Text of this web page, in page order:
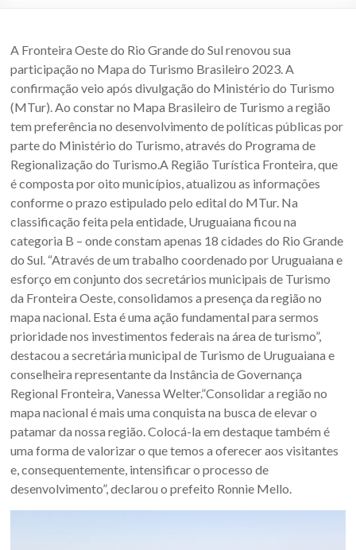
Oeste
–
RS
Site
da
Associação
dos
Municípios
da
Fronteira
Oeste
do
estado
do
Rio
Grande
do
Sul.
A Fronteira Oeste do Rio Grande do Sul renovou sua
participação no Mapa do Turismo Brasileiro 2023. A
confirmação veio após divulgação do Ministério do Turismo
(MTur). Ao constar no Mapa Brasileiro de Turismo a região
tem preferência no desenvolvimento de políticas públicas por
parte do Ministério do Turismo, através do Programa de
Regionalização do Turismo.A Região Turística Fronteira, que
é composta por oito municípios, atualizou as informações
conforme o prazo estipulado pelo edital do MTur. Na
classificação feita pela entidade, Uruguaiana ficou na
categoria B – onde constam apenas 18 cidades do Rio Grande
do Sul. “Através de um trabalho coordenado por Uruguaiana e
esforço em conjunto dos secretários municipais de Turismo
da Fronteira Oeste, consolidamos a presença da região no
mapa nacional. Esta é uma ação fundamental para sermos
prioridade nos investimentos federais na área de turismo”,
destacou a secretária municipal de Turismo de Uruguaiana e
conselheira representante da Instância de Governança
Regional Fronteira, Vanessa Welter.”Consolidar a região no
mapa nacional é mais uma conquista na busca de elevar o
patamar da nossa região. Colocá-la em destaque também é
uma forma de valorizar o que temos a oferecer aos visitantes
e, consequentemente, intensificar o processo de
desenvolvimento”, declarou o prefeito Ronnie Mello.